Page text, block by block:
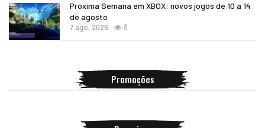
Próxima Semana em XBOX: novos jogos de 10 a 14
de agosto
7 ago, 2026 8
Promoções